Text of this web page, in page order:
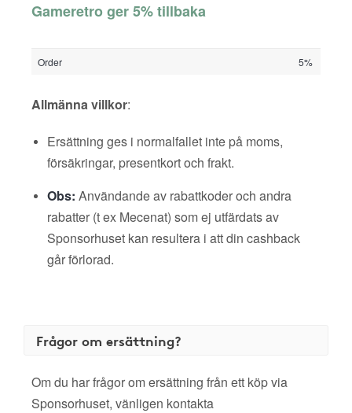
Gameretro ger 5% tillbaka
Order 5%
Allmänna villkor:
Ersättning ges i normalfallet inte på moms,
försäkringar, presentkort och frakt.
Obs: Användande av rabattkoder och andra
rabatter (t ex Mecenat) som ej utfärdats av
Sponsorhuset kan resultera i att din cashback
går förlorad.
Frågor om ersättning?
Om du har frågor om ersättning från ett köp via
Sponsorhuset, vänligen kontakta